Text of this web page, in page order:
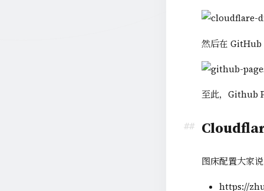
然后在
至此，Github
图床配置大家
https://